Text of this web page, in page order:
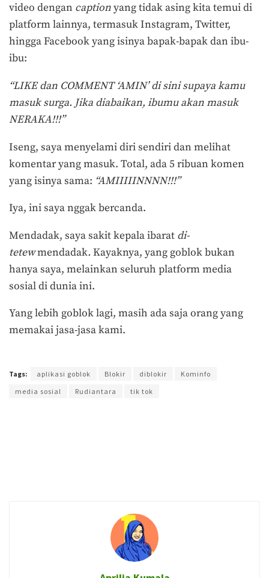
video dengan captionyang tidak asing kita temui di
platform lainnya, termasuk Instagram, Twitter,
hingga Facebook yang isinya bapak-bapak dan ibu-
ibu:
“LIKE dan COMMENT ‘AMIN’ di sini supaya kamu
masuk surga. Jika diabaikan, ibumu akan masuk
NERAKA!!!”
Iseng, saya menyelami diri sendiri dan melihat
komentar yang masuk. Total, ada 5 ribuan komen
yang isinya sama: “AMIIIIINNNN!!!”
Iya, ini saya nggak bercanda.
Mendadak, saya sakit kepala ibarat di-
tetewmendadak.Kayaknya, yang goblok bukan
hanya saya, melainkan seluruh platform media
sosial di dunia ini.
Yang lebih goblok lagi, masih ada saja orang yang
memakai jasa-jasa kami.
Tags: aplikasi goblok Blokir diblokir
Kominfo
media sosial
Rudiantara tik tok